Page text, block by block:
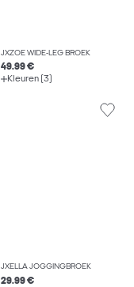
JXZOE WIDE-LEG BROEK
49.99 €
Kleuren (3)
JXELLA JOGGINGBROEK
29.99 €